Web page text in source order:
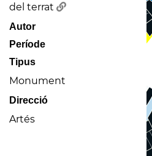
del terrat
Autor
Període
Tipus
Monument
Direcció
Artés